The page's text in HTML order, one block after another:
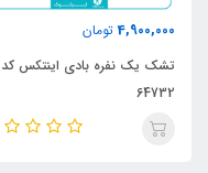
4,900,000 تومان
تشک یک نفره بادی اینتکس کد
64732